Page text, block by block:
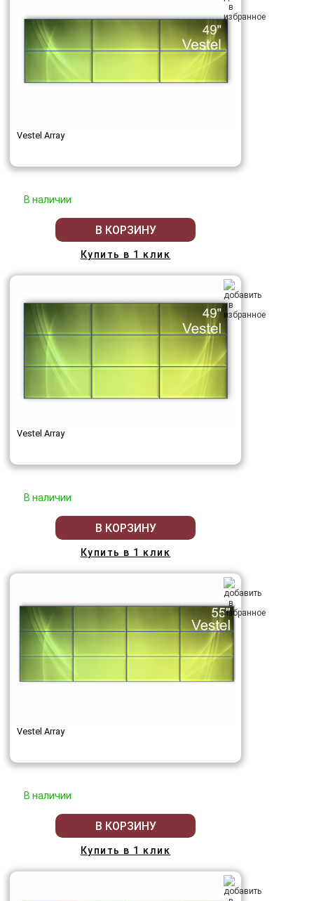
Vestel Array
В наличии
В КОРЗИНУ
Купить в 1 клик
Vestel Array
В наличии
В КОРЗИНУ
Купить в 1 клик
Vestel Array
В наличии
В КОРЗИНУ
Купить в 1 клик